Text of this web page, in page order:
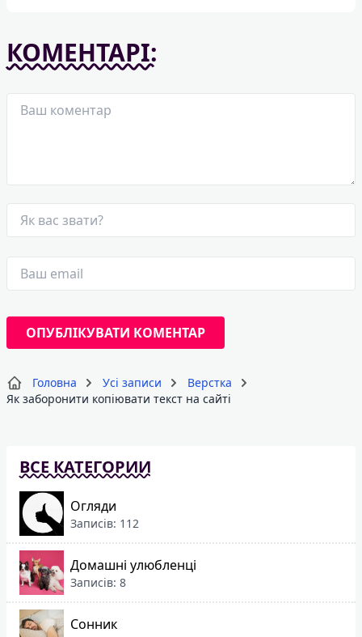
КОМЕНТАРІ:
Головна Усі записи
Верстка
Як заборонити копіювати текст на сайті
ВСЕ КАТЕГОРИИ
Огляди
Записів: 112
Домашні улюбленці
Записів: 8
Сонник